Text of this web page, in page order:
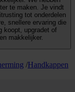
te maken. Je vindt
tot onderdelen
snellere ervaring die
koopt, upgradet of
makkelijker.
/Handkappen